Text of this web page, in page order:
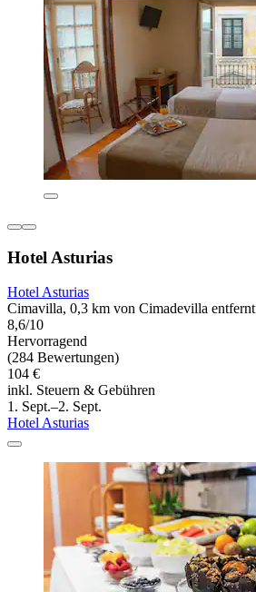
Hotel Asturias
Hotel Asturias
Cimavilla, 0,3 km von Cimadevilla entfernt
8,6/10
Hervorragend
(284 Bewertungen)
104 €
inkl. Steuern & Gebühren
1. Sept.–2. Sept.
Hotel Asturias